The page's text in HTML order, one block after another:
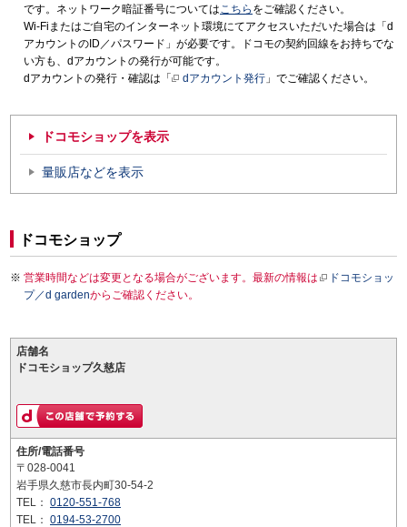
です。ネットワーク暗証番号についてはこちら をご確認ください。
Wi-Fiまたはご自宅のインターネット環境にてアクセスいただいた場合は「d
アカウントのID／パスワード」が必要です。ドコモの契約回線をお持ちでな
い方も、dアカウントの発行が可能です。
dアカウントの発行・確認は「
dアカウント発行 」でご確認ください。
ドコモショップを表示
量販店などを表示
ドコモショップ
営業時間などは変更となる場合がございます。最新の情報は
ドコモショッ
プ／d gardenからご確認ください。
店舗名
ドコモショップ久慈店
住所/電話番号
〒028-0041
岩手県久慈市長内町30-54-2
TEL： 0120-551-768
TEL： 0194-53-2700